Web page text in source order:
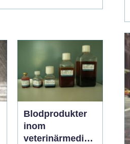
Blodprodukter
inom
veterinärmedici